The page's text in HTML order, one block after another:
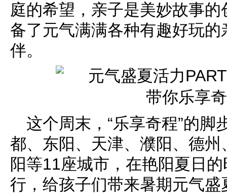
庭的希望，亲子是美妙故事的
备了元气满满各种有趣好玩
伴。
这个周末，“乐享奇程”的脚
都、东阳、天津、濮阳、德
阳等11座城市，在艳阳夏日
行，给孩子们带来暑期元气